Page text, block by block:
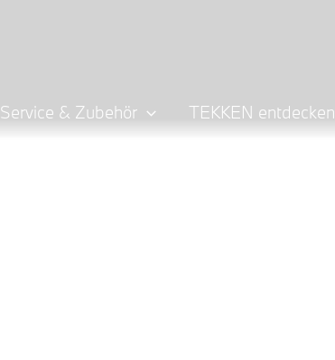
Service & Zubehör TEKKEN entdecken